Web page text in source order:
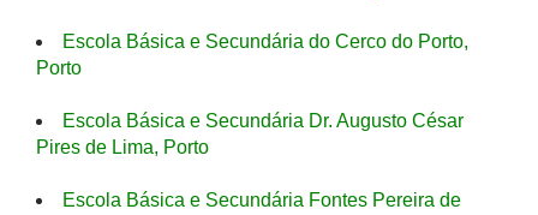
Escola Básica e Secundária do Cerco do Porto,
Porto
Escola Básica e Secundária Dr. Augusto César
Pires de Lima, Porto
Escola Básica e Secundária Fontes Pereira de